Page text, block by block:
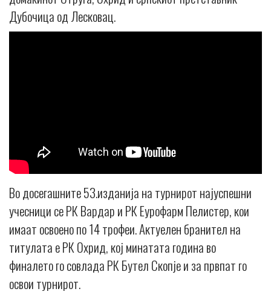
Дубочица од Лесковац.
Во досегашните 53.изданија на турнирот најуспешни
учесници се РК Вардар и РК Еурофарм Пелистер, кои
имаат освоено по 14 трофеи. Актуелен бранител на
титулата е РК Охрид, кој минатата година во
финалето го совлада РК Бутел Скопје и за првпат го
освои турнирот.